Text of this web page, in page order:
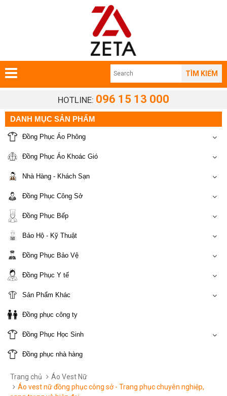
TÌM KIẾM
HOTLINE: 096 15 13 000
DANH MỤC SẢN PHẨM
Đồng Phục Áo Phông
Đồng Phục Áo Khoác Gió
Nhà Hàng - Khách Sạn
Đồng Phục Công Sở
Đồng Phục Bếp
Bảo Hộ - Kỹ Thuật
Đồng Phục Bảo Vệ
Đồng Phục Y tế
Sản Phẩm Khác
Đồng phục công ty
Đồng Phục Học Sinh
Đồng phục nhà hàng
Trang chủ
Áo Vest Nữ
Áo vest nữ đồng phục công sở - Trang phục chuyên nghiệp,